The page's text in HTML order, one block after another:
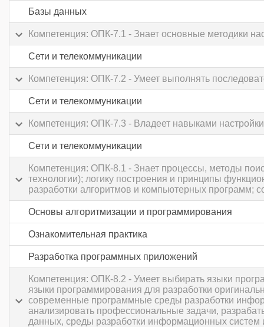
Базы данных
Компетенция: ОПК-7.1 - Знает основные методики
Сети и телекоммуникации
Компетенция: ОПК-7.2 - Умеет выполнять
Сети и телекоммуникации
Компетенция: ОПК-7.3 - Владеет навыками
Сети и телекоммуникации
Компетенция: ОПК-8.1 - Знает процессы, методы
технологии); логику построения и принципы
разработки алгоритмов и компьютерных программ;
Основы алгоритмизации и программирования
Ознакомительная практика
Разработка программных приложений
Компетенция: ОПК-8.2 - Умеет выбирать языки
языки программирования для разработки
современные программные среды разработки
анализировать профессиональные задачи,
данных, среды разработки информационных систем